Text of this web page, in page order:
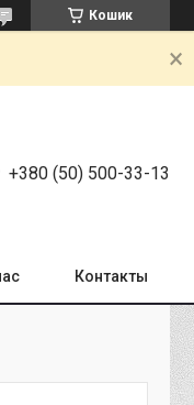
Кошик
+380 (50) 500-33-13
Контакты